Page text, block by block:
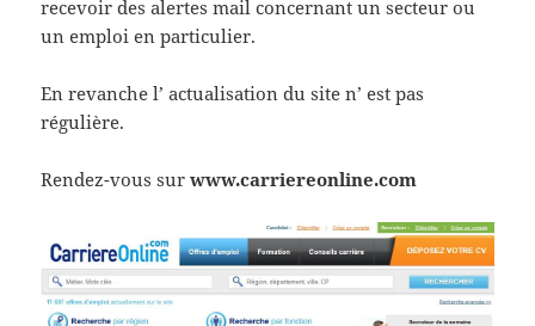
recevoir des alertes mail concernant un secteur ou
un emploi en particulier.
En revanche l’ actualisation du site n’ est pas
régulière.
Rendez-vous surwww.carriereonline.com